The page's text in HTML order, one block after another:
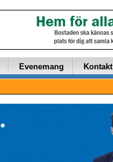
Evenemang Kontakt